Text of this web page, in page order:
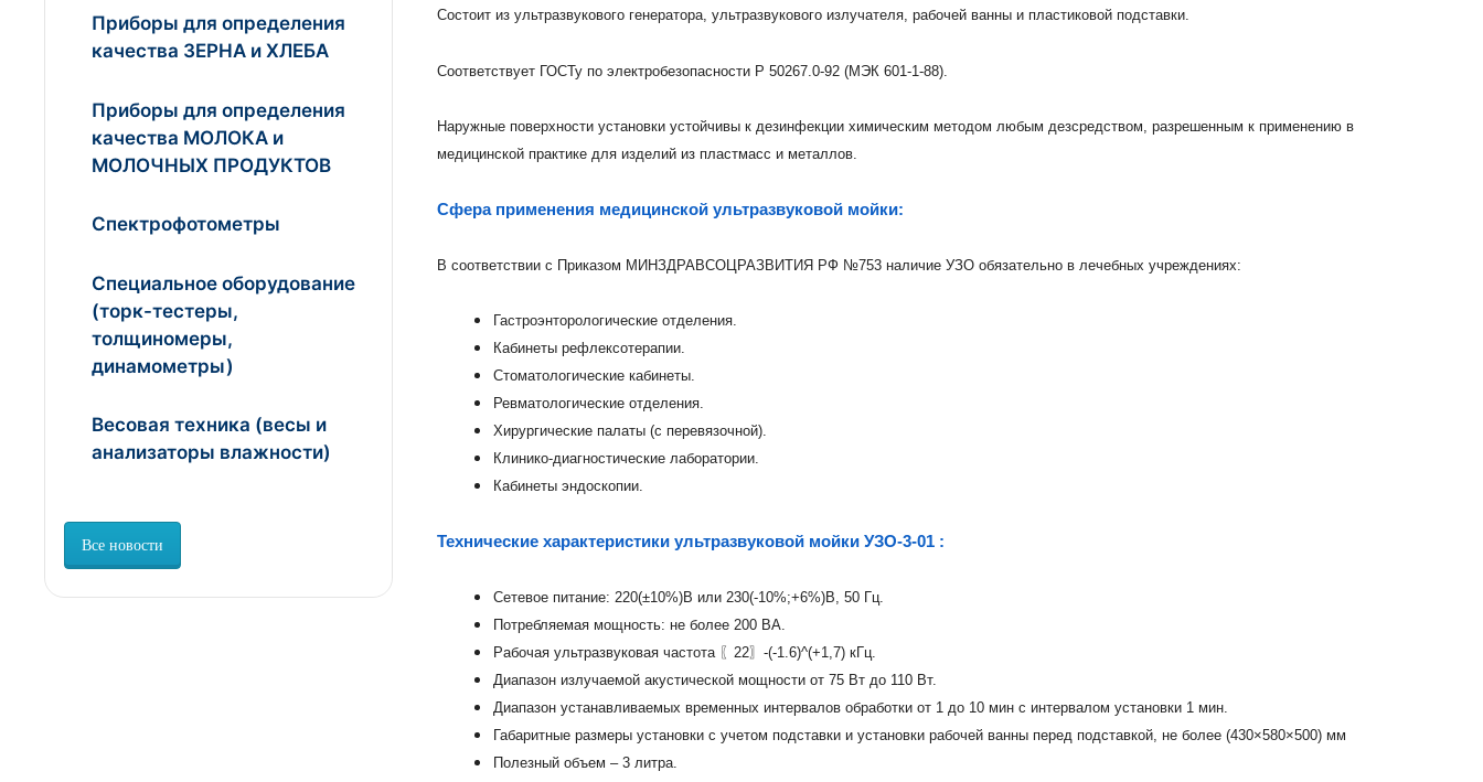
Состоит из ультразвукового генератора, ультразвукового излучателя, рабочей ванны и пластиковой подставки.
Соответствует ГОСТу по электробезопасности Р 50267.0-92 (МЭК 601-1-88).
Наружные поверхности установки устойчивы к дезинфекции химическим методом любым дезсредством, разрешенным к применению в
медицинской практике для изделий из пластмасс и металлов.
Сфера применения медицинской ультразвуковой мойки:
В соответствии с Приказом МИНЗДРАВСОЦРАЗВИТИЯ РФ №753 наличие УЗО обязательно в лечебных учреждениях:
Гастроэнторологические отделения.
Кабинеты рефлексотерапии.
Стоматологические кабинеты.
Ревматологические отделения.
Хирургические палаты (с перевязочной).
Клинико-диагностические лаборатории.
Кабинеты эндоскопии.
Технические характеристики ультразвуковой мойки УЗО-3-01 :
Сетевое питание: 220(±10%)В или 230(-10%;+6%)В, 50 Гц.
Потребляемая мощность: не более 200 ВА.
Рабочая ультразвуковая частота 〖22〗-(-1.6)^(+1,7) кГц.
Диапазон излучаемой акустической мощности от 75 Вт до 110 Вт.
Диапазон устанавливаемых временных интервалов обработки от 1 до 10 мин с интервалом установки 1 мин.
Габаритные размеры установки с учетом подставки и установки рабочей ванны перед подставкой, не более (430×580×500) мм
Полезный объем – 3 литра.
Приборы для определения
качества ЗЕРНА и ХЛЕБА
Приборы для определения
качества МОЛОКА и
МОЛОЧНЫХ ПРОДУКТОВ
Спектрофотометры
Специальное оборудование
(торк-тестеры,
толщиномеры,
динамометры)
Весовая техника (весы и
анализаторы влажности)
Все новости